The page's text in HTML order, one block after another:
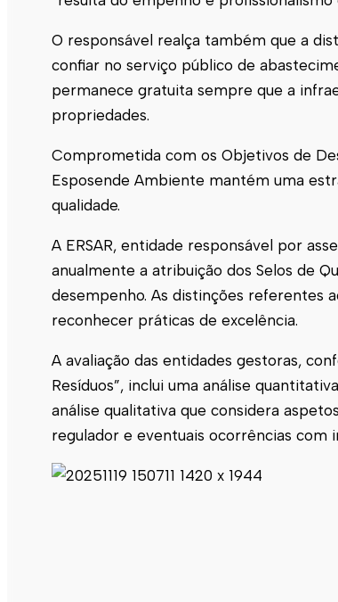
O responsável realça também que a
confiar no serviço público de
permanece gratuita sempre que a
propriedades.
Comprometida com os Objetivos de
Esposende Ambiente mantém uma
qualidade.
A ERSAR, entidade responsável por
anualmente a atribuição dos Selos de
desempenho. As distinções referentes
reconhecer práticas de excelência.
A avaliação das entidades gestoras,
Resíduos”, inclui uma análise
análise qualitativa que considera
regulador e eventuais ocorrências com